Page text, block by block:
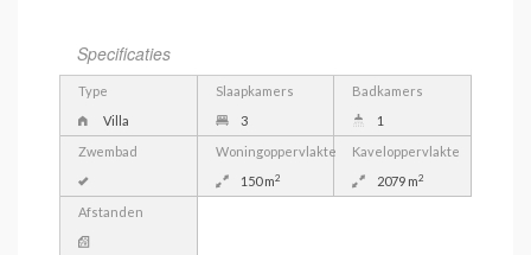
Specificaties
Type
Villa
Slaapkamers
3
Badkamers
1
Zwembad
Woningoppervlakte
150 m2
Kaveloppervlakte
2079 m2
Afstanden